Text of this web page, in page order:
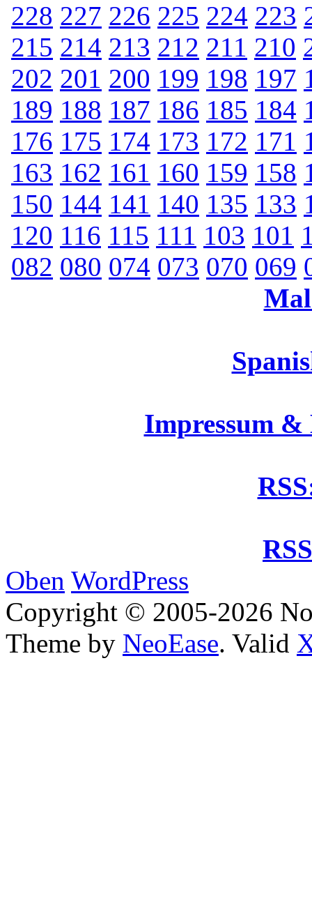
228 227 226 225 224 223
215 214 213 212 211 210
202 201 200 199 198 197
189 188 187 186 185 184
176 175 174 173 172 171
163 162 161 160 159 158
150 144 141 140 135 133
120 116 115 111 103 101
082 080 074 073 070 069
Impressum
Oben WordPress
Copyright © 2005-2026
Theme by NeoEase. Valid